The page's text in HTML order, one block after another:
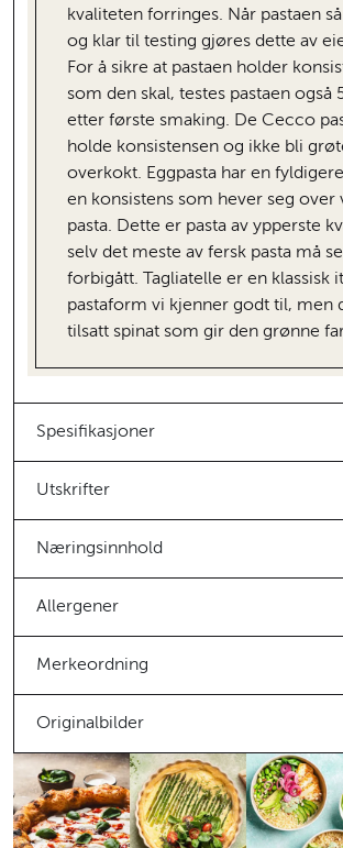
kvaliteten forringes. Når pastaen
og klar til testing gjøres dette av
For å sikre at pastaen holder
som den skal, testes pastaen også
etter første smaking. De Cecco
holde konsistensen og ikke bli
overkokt. Eggpasta har en
en konsistens som hever seg over
pasta. Dette er pasta av ypperste
selv det meste av fersk pasta må
forbigått. Tagliatelle er en klassisk
pastaform vi kjenner godt til, men
tilsatt spinat som gir den grønne
Spesifikasjoner
Utskrifter
Næringsinnhold
Allergener
Merkeordning
Originalbilder